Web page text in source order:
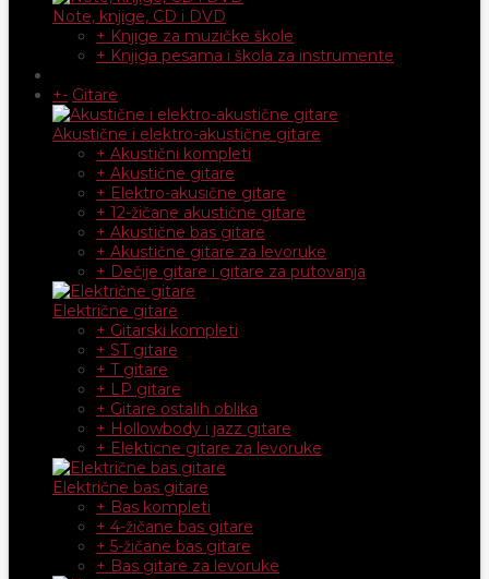
Note, knjige, CD i DVD
+ Knjige za muzičke škole
+ Knjiga pesama i škola za instrumente
+- Gitare
Akustične i elektro-akustične gitare
+ Akustični kompleti
+ Akustične gitare
+ Elektro-akusične gitare
+ 12-žičane akustične gitare
+ Akustične bas gitare
+ Akustične gitare za levoruke
+ Dečije gitare i gitare za putovanja
Električne gitare
+ Gitarski kompleti
+ ST gitare
+ T gitare
+ LP gitare
+ Gitare ostalih oblika
+ Hollowbody i jazz gitare
+ Elekticne gitare za levoruke
Električne bas gitare
+ Bas kompleti
+ 4-žičane bas gitare
+ 5-žičane bas gitare
+ Bas gitare za levoruke